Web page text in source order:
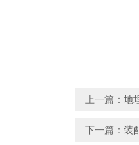
上一篇： 地
下一篇： 装